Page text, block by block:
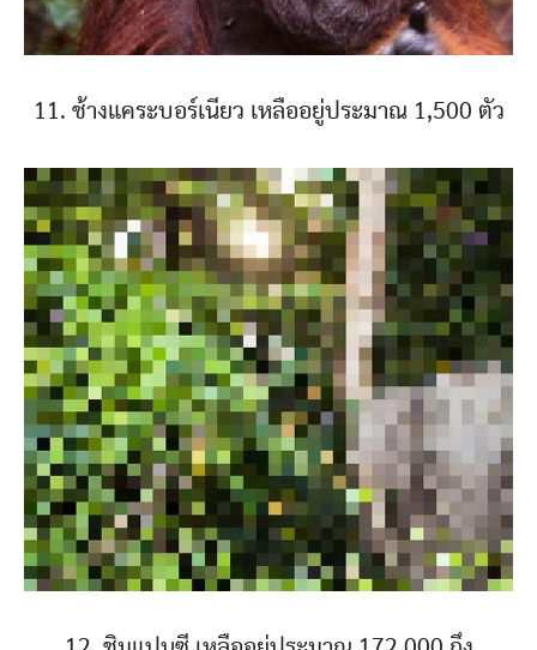
11. ช้างแคระบอร์เนียว เหลืออยู่ประมาณ 1,500 ตัว